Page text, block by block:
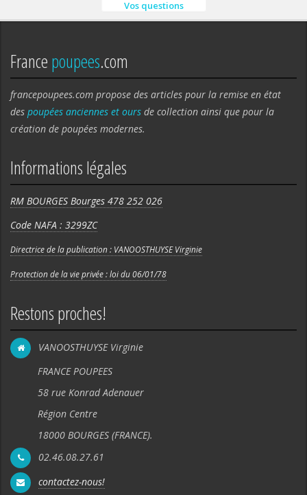
Vos questions
Francepoupees.com
francepoupees.com propose des articles pour la remise en état
des poupées anciennes et ours de collection ainsi que pour la
création de poupées modernes.
Informations légales
RM BOURGES Bourges 478 252 026
Code NAFA : 3299ZC
Directrice de la publication : VANOOSTHUYSE Virginie
Protection de la vie privée : loi du 06/01/78
Restons proches!
VANOOSTHUYSE Virginie
FRANCE POUPEES
58 rue Konrad Adenauer
Région Centre
18000 BOURGES (FRANCE).
02.46.08.27.61
contactez-nous!